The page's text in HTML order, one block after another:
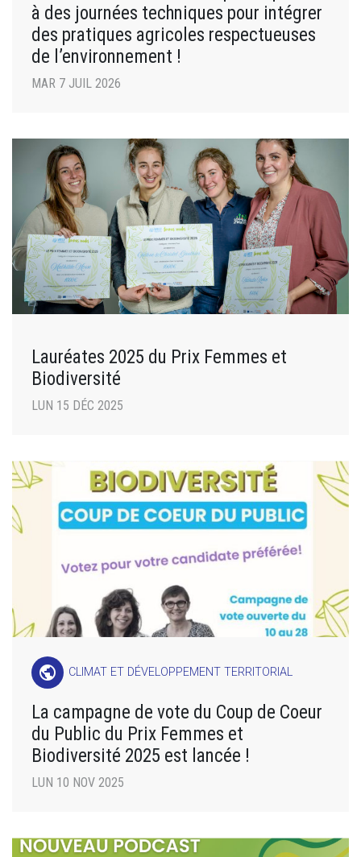
à des journées techniques pour intégrer
des pratiques agricoles respectueuses
de l’environnement !
MAR 7 JUIL 2026
Lauréates 2025 du Prix Femmes et
Biodiversité
LUN 15 DÉC 2025
public CLIMAT ET DÉVELOPPEMENT TERRITORIAL
La campagne de vote du Coup de Coeur
du Public du Prix Femmes et
Biodiversité 2025 est lancée !
LUN 10 NOV 2025